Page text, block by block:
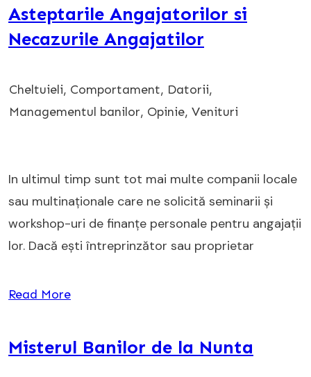
Asteptarile Angajatorilor si
Necazurile Angajatilor
Cheltuieli, Comportament, Datorii,
Managementul banilor, Opinie, Venituri
In ultimul timp sunt tot mai multe companii locale
sau multinaționale care ne solicită seminarii și
workshop-uri de finanțe personale pentru angajații
lor. Dacă ești întreprinzător sau proprietar
Read More
Misterul Banilor de la Nunta